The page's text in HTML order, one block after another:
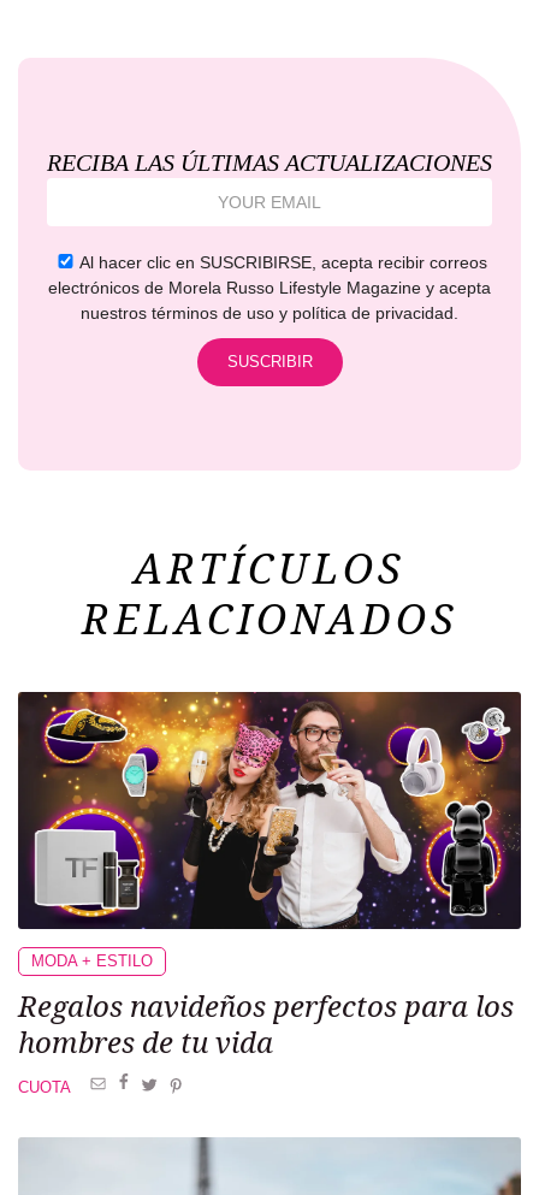
RECIBA LAS ÚLTIMAS ACTUALIZACIONES
Al hacer clic en SUSCRIBIRSE, acepta recibir correos
electrónicos de Morela Russo Lifestyle Magazine y acepta
nuestros términos de uso y política de privacidad.
ARTÍCULOS
RELACIONADOS
MODA + ESTILO
Regalos navideños perfectos para los
hombres de tu vida
CUOTA